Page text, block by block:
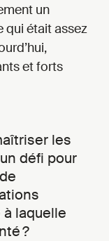
un
qui était assez
et forts
les
défi pour
laquelle
?